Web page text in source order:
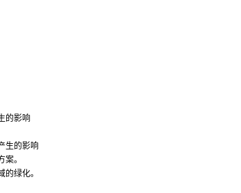
的影响
生的影响
。
绿化。